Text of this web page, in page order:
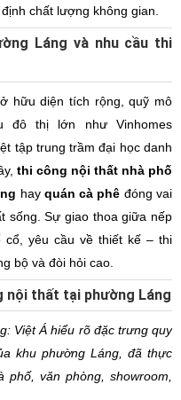
chất lượng không gian.
Láng và nhu cầu thi
hữu diện tích rộng, quỹ mô
đô thị lớn như Vinhomes
tập trung trầm đại học danh
thi công nội thất nhà phố
hay quán cà phê đóng vai
sống. Sự giao thoa giữa nếp
cổ, yêu cầu về thiết kế – thi
bộ và đòi hỏi cao.
nội thất tại phường Láng
Việt Á hiểu rõ đặc trưng quy
khu phường Láng, đã thực
văn phòng, showroom,